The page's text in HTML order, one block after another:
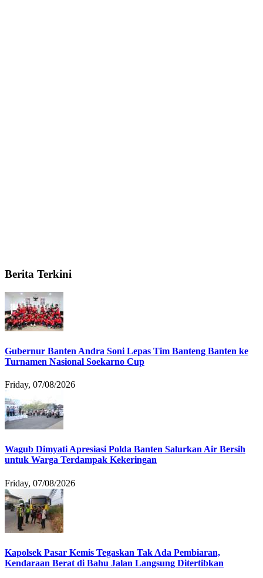
Berita Terkini
Gubernur Banten Andra Soni Lepas Tim Banteng Banten ke
Turnamen Nasional Soekarno Cup
Friday, 07/08/2026
Wagub Dimyati Apresiasi Polda Banten Salurkan Air Bersih
untuk Warga Terdampak Kekeringan
Friday, 07/08/2026
Kapolsek Pasar Kemis Tegaskan Tak Ada Pembiaran,
Kendaraan Berat di Bahu Jalan Langsung Ditertibkan